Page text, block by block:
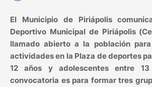
El Municipio de Piriápolis
Deportivo Municipal de Piriápolis
llamado abierto a la población
actividades en la Plaza de deportes
12 años y adolescentes entre
convocatoria es para formar tres